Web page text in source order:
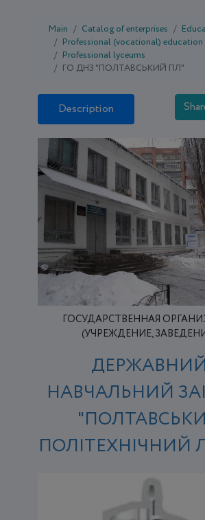
Main Catalog of enterprises
Professional (vocational) education
Professional lyceums
ГО ДНЗ "ПОЛТАВСЬКИЙ ПЛ"
Description
ГОСУДАРСТВЕННАЯ
(УЧРЕЖДЕНИЕ,
ДЕРЖАВНИЙ
НАВЧАЛЬНИЙ
ПОЛІТЕХНІЧНИЙ